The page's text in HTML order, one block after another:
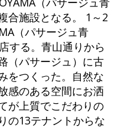
合施設となる。 1～2
（パサージュ青
する。青山通りから
（パサージュ）に古
をつくった。自然な
感のある空間にお洒
が上質でこだわりの
の13テナントからな